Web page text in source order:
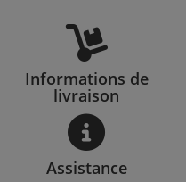
Informations de
livraison
Assistance